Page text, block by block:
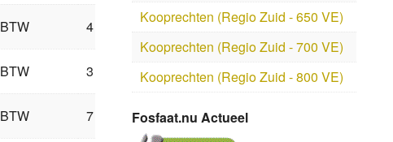
BTW 4
BTW 3
BTW 7
Kooprechten (Regio Zuid - 650 VE)
Kooprechten (Regio Zuid - 700 VE)
Kooprechten (Regio Zuid - 800 VE)
Fosfaat.nu Actueel